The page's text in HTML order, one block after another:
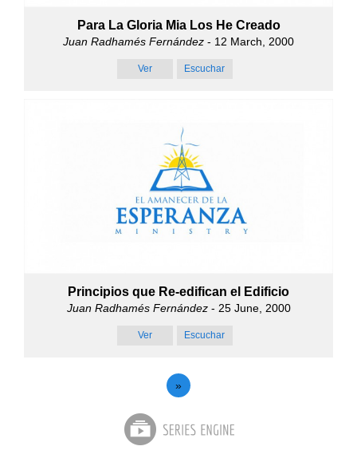
Para La Gloria Mia Los He Creado
Juan Radhamés Fernández - 12 March, 2000
Ver Escuchar
Principios que Re-edifican el Edificio
Juan Radhamés Fernández- 25 June, 2000
Ver Escuchar
»